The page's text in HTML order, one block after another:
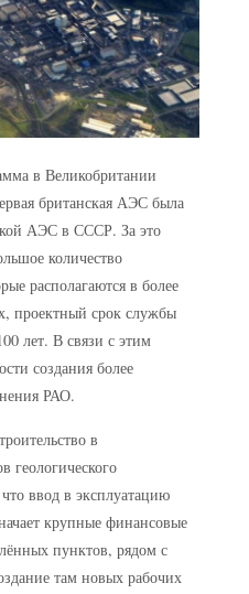
в Великобритании
британская АЭС была
АЭС в СССР. За это
количество
располагаются в более
проектный срок службы
лет. В связи с этим
создания более
РАО.
в
геологического
ввод в эксплуатацию
крупные финансовые
пунктов, рядом с
там новых рабочих